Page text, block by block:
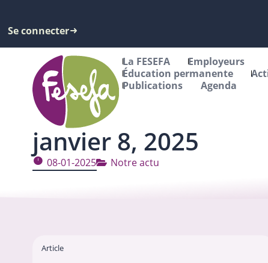
Se connecter
La FESEFA
Employeurs
Éducation permanente
Publications
Agenda
janvier 8, 2025
08-01-2025 Notre actu
Article